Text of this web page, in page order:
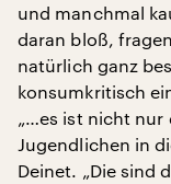
und manchmal
daran bloß,
natürlich ganz
konsumkritisch
„…es ist nicht nur
Jugendlichen in
Deinet. „Die sind